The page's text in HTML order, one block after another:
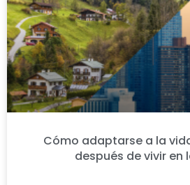
Cómo adaptarse a la
después de vivir en